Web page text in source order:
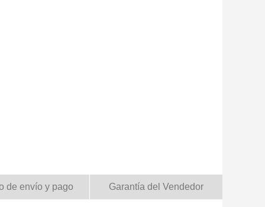
de envío y pago Garantía del Vendedor